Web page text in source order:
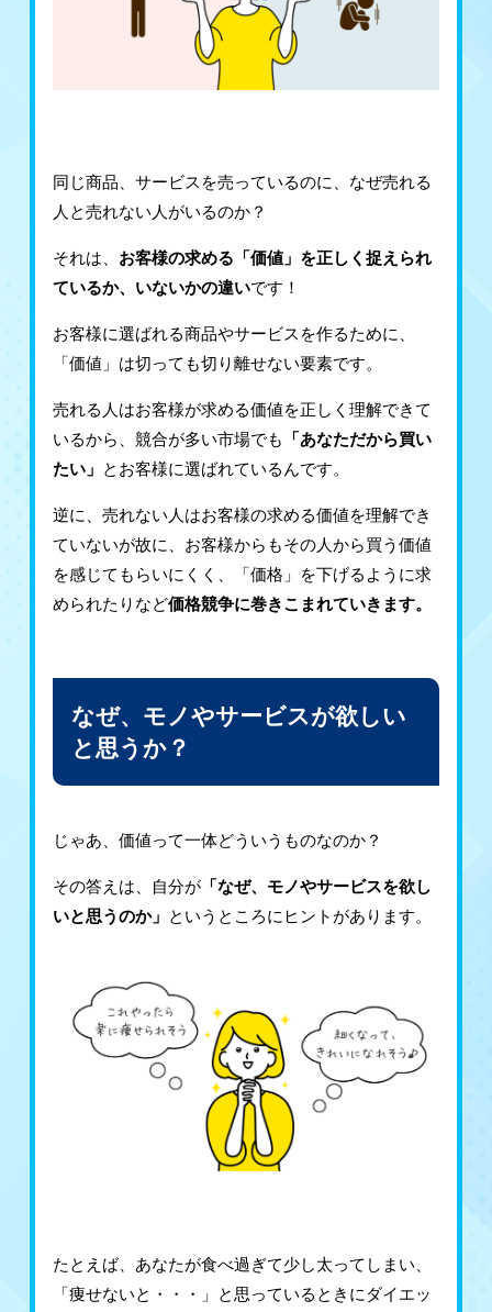
同じ商品、サービスを売っているのに、なぜ売れる
人と売れない人がいるのか？
それは、 お客様の求める「価値」を正しく捉えられ
ているか、いないかの違いです！
お客様に選ばれる商品やサービスを作るために、
「価値」は切っても切り離せない要素です。
売れる人はお客様が求める価値を正しく理解できて
いるから、競合が多い市場でも 「あなただから買い
たい」 とお客様に選ばれているんです。
逆に、売れない人はお客様の求める価値を理解でき
ていないが故に、お客様からもその人から買う価値
を感じてもらいにくく、「価格」を下げるように求
められたりなど価格競争に巻きこまれていきます。
なぜ、モノやサービスが欲しい
と思うか？
じゃあ、価値って一体どういうものなのか？
その答えは、自分が「なぜ、モノやサービスを欲し
いと思うのか」 というところにヒントがあります。
たとえば、あなたが食べ過ぎて少し太ってしまい、
「痩せないと・・・」と思っているときにダイエッ